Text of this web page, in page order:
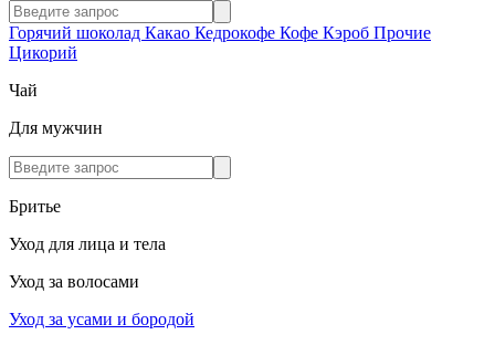
Горячий шоколад Какао Кедрокофе Кофе Кэроб Прочие
Цикорий
Чай
Для мужчин
Бритье
Уход для лица и тела
Уход за волосами
Уход за усами и бородой